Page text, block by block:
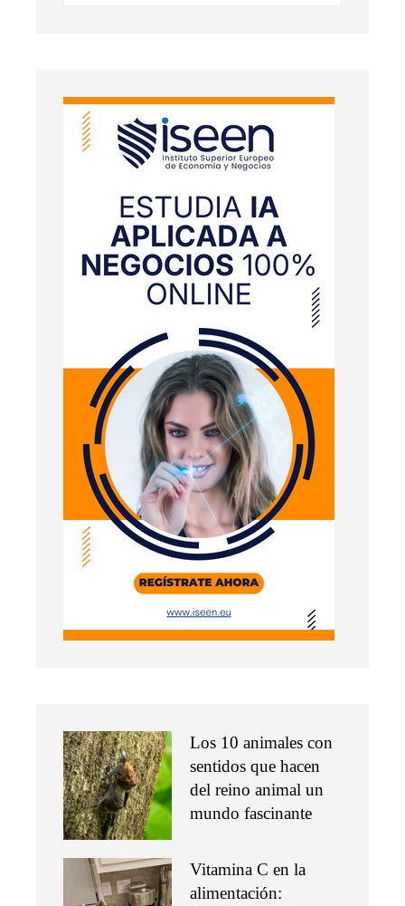
Los 10 animales con
sentidos que hacen
del reino animal un
mundo fascinante
Vitamina C en la
alimentación: